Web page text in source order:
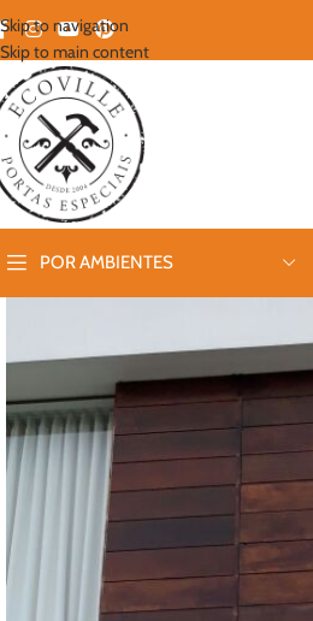
Skip to navigation
Skip to main content
POR AMBIENTES